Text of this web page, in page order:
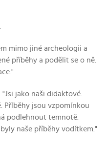
mimo jiné archeologii a
příběhy a podělit se o ně.
jako naši didaktové.
Příběhy jsou vzpomínkou
podlehnout temnotě.
naše příběhy vodítkem."